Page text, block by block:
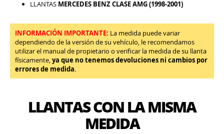
LLANTAS MERCEDES BENZ CLASE AMG (1998-2001)
INFORMACIÓN IMPORTANTE: La medida puede variar
dependiendo de la versión de su vehículo, le recomendamos
utilizar el manual de propietario o verificar la medida de su llanta
físicamente,ya que no tenemos devoluciones ni cambios por
errores de medida.
LLANTAS CON LA MISMA
MEDIDA